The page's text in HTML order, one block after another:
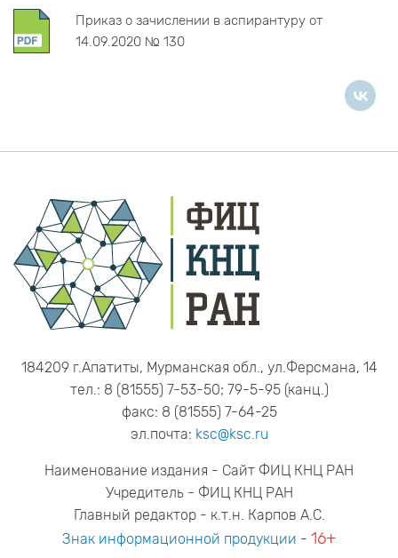
Приказ о зачислении в аспирантуру от
14.09.2020 № 130
184209 г.Апатиты, Мурманская обл., ул.Ферсмана, 14
тел.: 8 (81555) 7-53-50; 79-5-95 (канц.)
факс: 8 (81555) 7-64-25
эл.почта: ksc@ksc.ru
Наименование издания - Сайт ФИЦ КНЦ РАН
Учредитель - ФИЦ КНЦ РАН
Главный редактор - к.т.н. Карпов А.С.
Знак информационной продукции - 16+